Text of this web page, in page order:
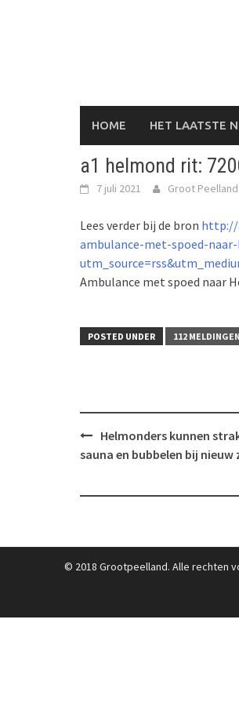
HOME HET LAATSTE
a1 helmond rit:
7 juli 2021 Groot Peelland
Lees verder bij de bron http://
ambulance-met-spoed-
Ambulance met spoed naar
POSTED UNDER 112 MELDINGEN
Post
navigation
Helmonders kunnen
sauna en bubbelen bij nieuw
© 2018 Grootpeelland. Alle rechten